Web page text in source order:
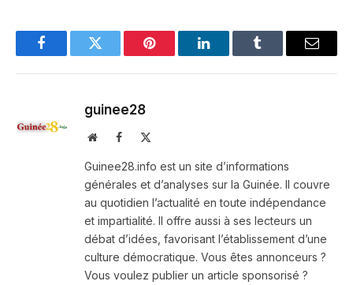
FacebookTwitter Pinterest LinkedInTumblr Email
guinee28
WebsiteFacebook
Guinee28.info est un site d’informations
générales et d’analyses sur la Guinée. Il couvre
au quotidien l’actualité en toute indépendance
et impartialité. Il offre aussi à ses lecteurs un
débat d’idées, favorisant l’établissement d’une
culture démocratique. Vous êtes annonceurs ?
Vous voulez publier un article sponsorisé ?